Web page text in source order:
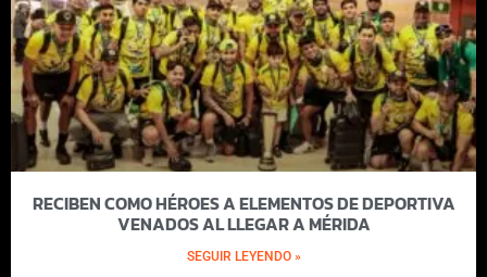
RECIBEN COMO HÉROES A ELEMENTOS DE DEPORTIVA
VENADOS AL LLEGAR A MÉRIDA
SEGUIR LEYENDO »